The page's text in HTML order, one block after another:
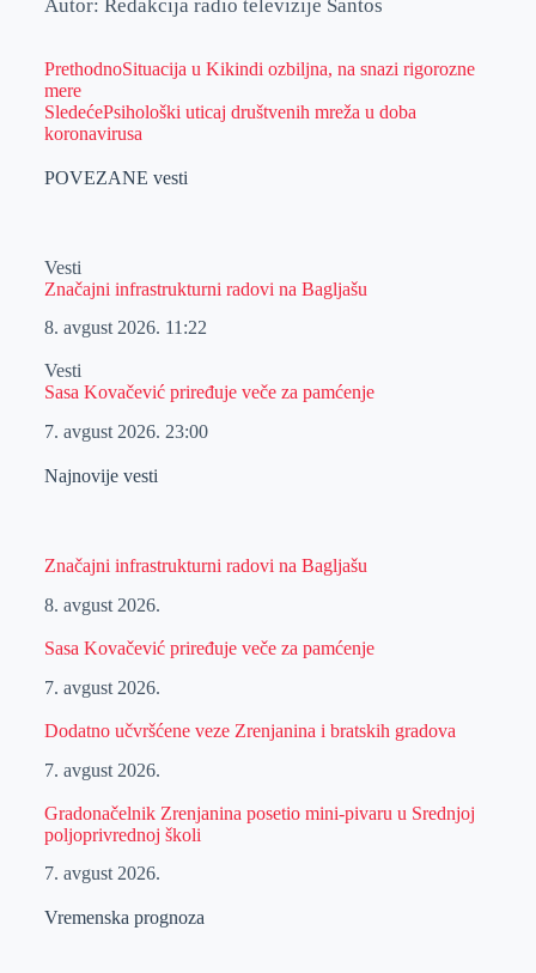
Autor: Redakcija radio televizije Santos
PrethodnoSituacija u Kikindi ozbiljna, na snazi rigorozne
mere
SledećePsihološki uticaj društvenih mreža u doba
koronavirusa
POVEZANE vesti
Vesti
Značajni infrastrukturni radovi na Bagljašu
8. avgust 2026. 11:22
Vesti
Sasa Kovačević priređuje veče za pamćenje
7. avgust 2026. 23:00
Najnovije vesti
Značajni infrastrukturni radovi na Bagljašu
8. avgust 2026.
Sasa Kovačević priređuje veče za pamćenje
7. avgust 2026.
Dodatno učvršćene veze Zrenjanina i bratskih gradova
7. avgust 2026.
Gradonačelnik Zrenjanina posetio mini-pivaru u Srednjoj
poljoprivrednoj školi
7. avgust 2026.
Vremenska prognoza